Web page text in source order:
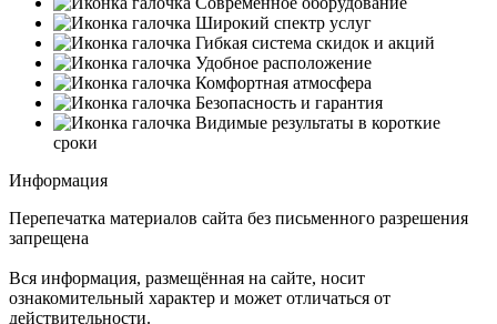
Широкий спектр услуг
Гибкая система скидок и акций
Удобное расположение
Комфортная атмосфера
Безопасность и гарантия
Видимые результаты в короткие
сроки
Информация
Перепечатка материалов сайта без письменного разрешения
запрещена
Вся информация, размещённая на сайте, носит
ознакомительный характер и может отличаться от
действительности.